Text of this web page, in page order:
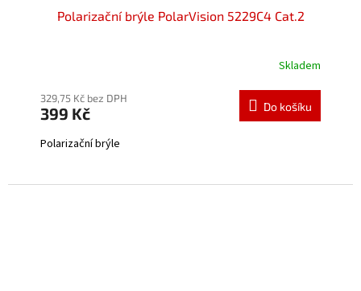
Polarizační brýle PolarVision 5229C4 Cat.2
produktu
je
z
Skladem
329,75 Kč bez DPH
399 Kč Do košíku
Polarizační brýle